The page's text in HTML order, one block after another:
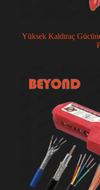
Yüksek Kaldıraç